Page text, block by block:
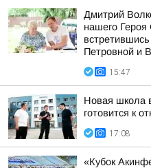
Дмитрий
нашего
Петровной и
15:47
Новая школа
готовится к
17:08
«Кубок